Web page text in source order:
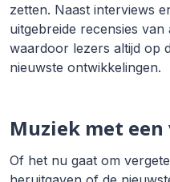
zetten. Naast interviews
uitgebreide recensies
waardoor lezers altijd op
nieuwste ontwikkelingen.
Muziek met een
Of het nu gaat om